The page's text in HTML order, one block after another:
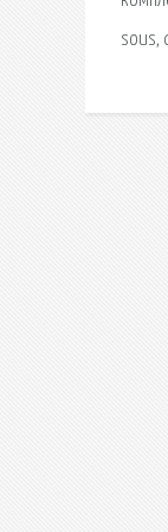
sous,